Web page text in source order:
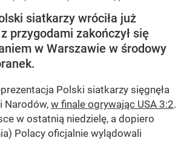
siatkarzy wróciła już
przygodami zakończył się
w Warszawie w środowy
Polski siatkarzy sięgnęła
Narodów,w finale ogrywając USA 3:2.
w ostatnią niedzielę, a dopiero
Polacy oficjalnie wylądowali